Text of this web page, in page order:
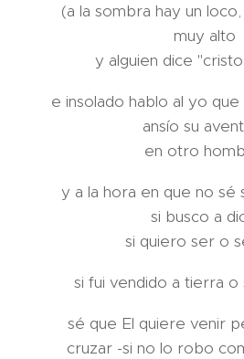
(a la sombra hay un
muy alto
y alguien dice
e insolado hablo al yo que
ansío su
en otro
y a la hora en que no sé
si busco a
si quiero ser o
si fui vendido a tierra o
sé que El quiere venir
cruzar -si no lo robo